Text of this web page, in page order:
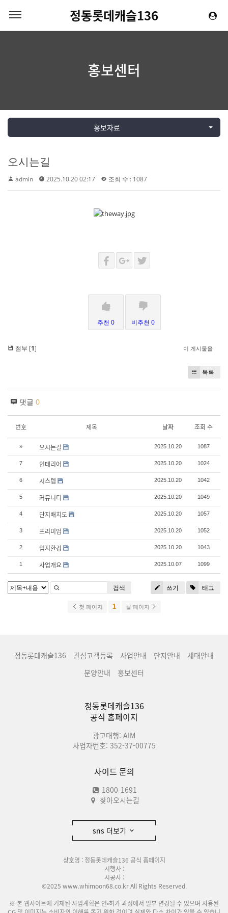
정동롯데캐슬136
홍보센터
홍보자료
오시는길
admin 2025.10.20 02:17 조회 수 : 1087
추천 0 비추천 0
첨부 [1] 이 게시물을
목록
댓글 0
번호 제목 날짜 조회 수
» 오시는길 2025.10.20 1087
7 인테리어 2025.10.20 1024
6 시스템 2025.10.20 1042
5 커뮤니티 2025.10.20 1049
4 단지배치도 2025.10.20 1057
3 프리미엄 2025.10.20 1052
2 입지환경 2025.10.20 1043
1 사업개요 2025.10.07 1099
쓰기 태그
검색
첫 페이지 1 끝 페이지
정동롯데캐슬136 관심고객등록 사업안내 단지안내
세대안내
분양안내
홍보센터
정동롯데캐슬136
공식 홈페이지
광고대행: AIM
사업자번호: 352-37-00775
사이드 문의
1800-1691
찾아오시는길
sns 더보기
상호명 : 정동롯데캐슬136 공식 홈페이지
시행사 :
시공사 :
©2025 www.whimoon68.co.kr All Rights Reserved.
※ 본 웹사이트에 기재된 사업계획은 인•허가 과정에서 일부 변경될 수 있으며 사용된